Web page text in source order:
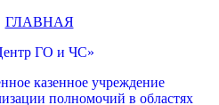
ГО и ЧС»
казенное учреждение
полномочий в областях
ГЛАВНАЯ